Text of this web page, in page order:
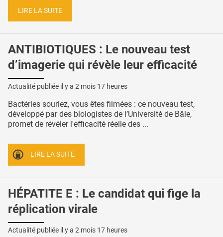
LIRE LA SUITE
ANTIBIOTIQUES : Le nouveau test
d’imagerie qui révèle leur efficacité
Actualité publiée il y a 2 mois 17 heures
Bactéries souriez, vous êtes filmées : ce nouveau test,
développé par des biologistes de l’Université de Bâle,
promet de révéler l'efficacité réelle des ...
LIRE LA SUITE
HÉPATITE E : Le candidat qui fige la
réplication virale
Actualité publiée il y a 2 mois 17 heures